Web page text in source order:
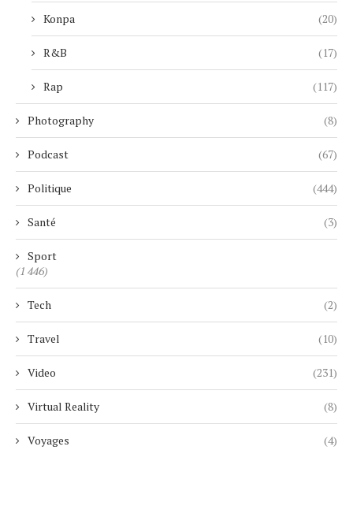
Konpa (20)
R&B (17)
Rap (117)
Photography (8)
Podcast (67)
Politique (444)
Santé (3)
Sport
(1 446)
Tech (2)
Travel (10)
Video (231)
Virtual Reality (8)
Voyages (4)